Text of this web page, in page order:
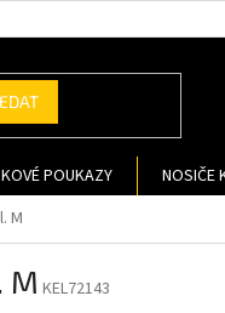
POUKAZY NOSIČE
M
M KEL72143